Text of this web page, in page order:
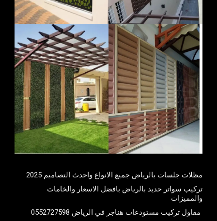
مظلات جلسات بالرياض جميع الانواع واحدث التصاميم 2025
تركيب سواتر حديد بالرياض بافضل الاسعار والخامات
والمميزات
مقاول تركيب مستودعات هناجر في الرياض 0552727598